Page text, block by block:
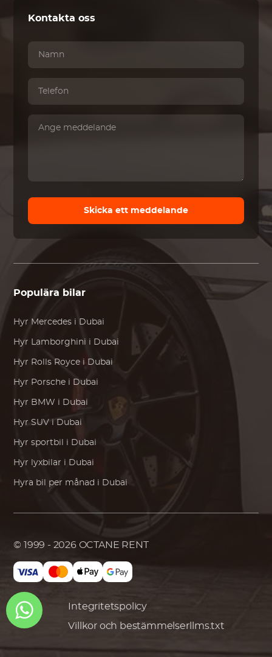
Kontakta oss
Skicka ett meddelande
Populära bilar
Hyr Mercedes i Dubai
Hyr Lamborghini i Dubai
Hyr Rolls Royce i Dubai
Hyr Porsche i Dubai
Hyr BMW i Dubai
Hyr SUV i Dubai
Hyr sportbil i Dubai
Hyr lyxbilar i Dubai
Hyra bil per månad i Dubai
© 1999 - 2026 OCTANE RENT
Integritetspolicy
Villkor och bestämmelser llms.txt